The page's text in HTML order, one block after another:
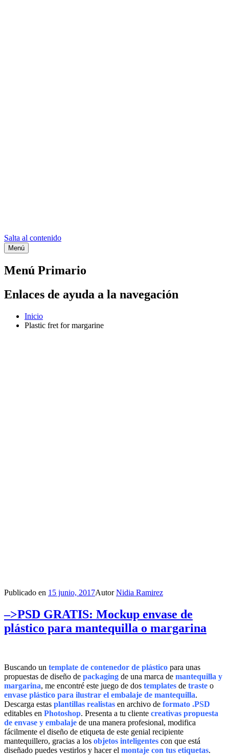
Salta al contenido
Etiqueta:
Plastic fret for
Menú
Menú Primario
Enlaces de ayuda a la navegación
Inicio
Plastic fret for margarine
Publicado en 15 junio, 2017AutorNidia Ramirez
–>PSD GRATIS: Mockup envase de
plástico para mantequilla o margarina
Buscando un template de contenedor de plástico para unas
propuestas de diseño de packaging de una marca de mantequilla y
margarina, me encontré este juego de dos templates de traste o
envase plástico para ilustrar el embalaje de mantequilla.
Descarga estas plantillas realistas en archivo de formato .PSD
editables en Photoshop. Presenta a tu cliente creativas propuesta
de envase y embalaje de una manera profesional, modifica
fácilmente el diseño de etiqueta de este genial recipiente
mantequillero, gracias a los objetos inteligentes con que está
diseñado puedes vestirlos y hacer el montaje con tus etiquetas.